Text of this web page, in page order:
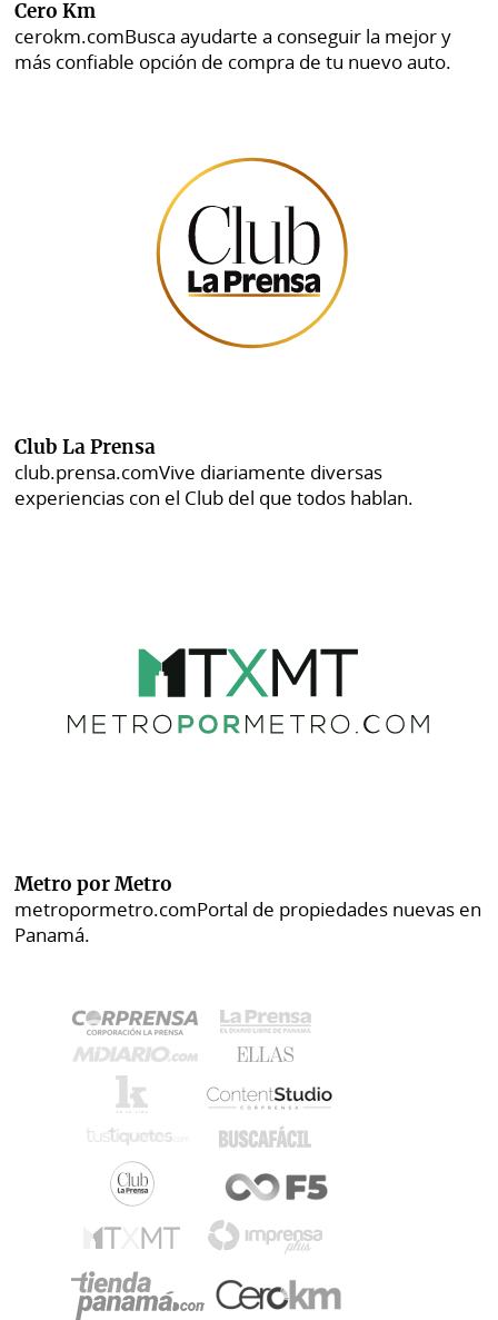
Cero Km
cerokm.comBusca ayudarte a conseguir la mejor y
más confiable opción de compra de tu nuevo auto.
Club La Prensa
club.prensa.comVive diariamente diversas
experiencias con el Club del que todos hablan.
Metro por Metro
metropormetro.comPortal de propiedades nuevas en
Panamá.